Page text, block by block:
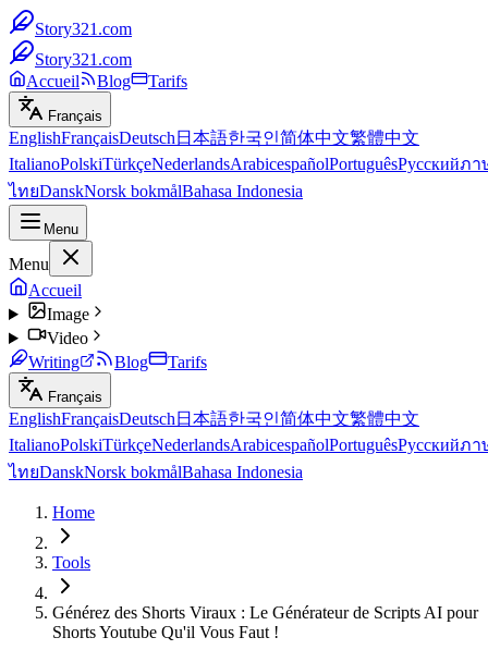
Story321.com
Story321.com
Accueil
Blog Tarifs
Français
EnglishFrançaisDeutsch 日本語한국인简体中文繁體中文
ItalianoPolskiTürkçeNederlandsArabicespañolPortuguêsРусскийภา
ไทยDanskNorsk bokmålBahasa Indonesia
Menu
Menu
Accueil
Image
Video
Writing
Blog Tarifs
Français
EnglishFrançaisDeutsch 日本語한국인简体中文繁體中文
ItalianoPolskiTürkçeNederlandsArabicespañolPortuguêsРусскийภา
ไทยDanskNorsk bokmålBahasa Indonesia
Home
Tools
Générez des Shorts Viraux : Le Générateur de Scripts AI pour
Shorts Youtube Qu'il Vous Faut !